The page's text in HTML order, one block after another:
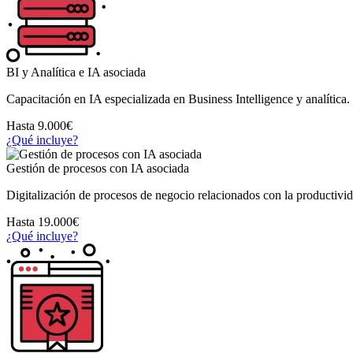
BI y Analítica e IA asociada
Capacitación en IA especializada en Business Intelligence y analítica.
Hasta 9.000€
¿Qué incluye?
Gestión de procesos con IA asociada
Digitalización de procesos de negocio relacionados con la
Hasta 19.000€
¿Qué incluye?